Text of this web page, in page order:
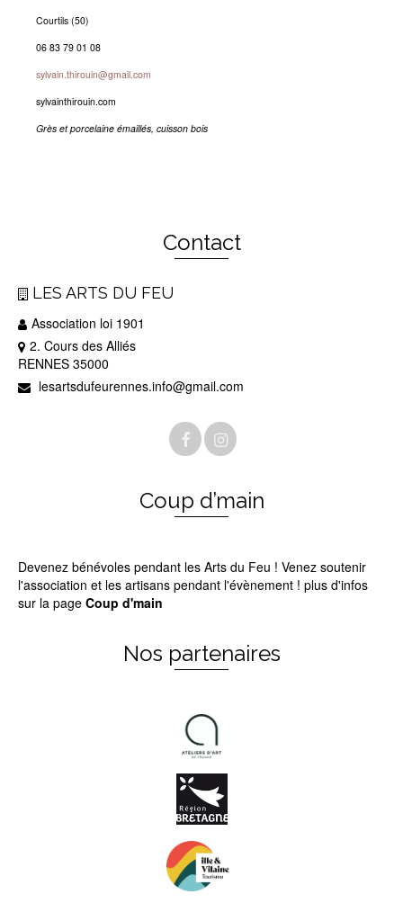
Courtils (50)
06 83 79 01 08
sylvain.thirouin@gmail.com
sylvainthirouin.com
Grès et porcelaine émaillés, cuisson bois
Contact
LES ARTS DU FEU
Association loi 1901
2. Cours des Alliés
RENNES 35000
lesartsdufeurennes.info@gmail.com
Coup d’main
Devenez bénévoles pendant les Arts du Feu ! Venez soutenir
l'association et les artisans pendant l'évènement ! plus d'infos
sur la page Coup d'main
Nos partenaires